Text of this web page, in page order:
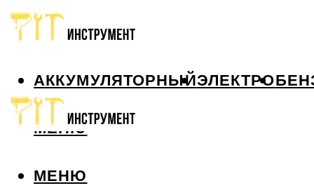
АККУМУЛЯТОРНЫЙЭЛЕКТРО
МЕНЮ
МЕНЮ